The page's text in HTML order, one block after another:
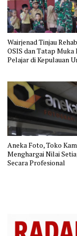
Wairjenad Tinjau
OSIS dan Tatap Muka
Pelajar di Kepulauan
Aneka Foto, Toko
Menghargai Nilai
Secara Profesional